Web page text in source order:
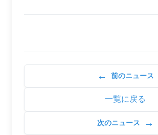
← 前のニュース
一覧に戻る
次のニュース →